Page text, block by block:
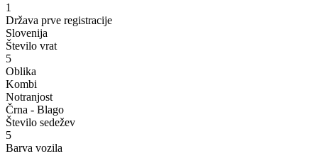
1
Država prve registracije
Slovenija
Število vrat
5
Oblika
Kombi
Notranjost
Črna - Blago
Število sedežev
5
Barva vozila